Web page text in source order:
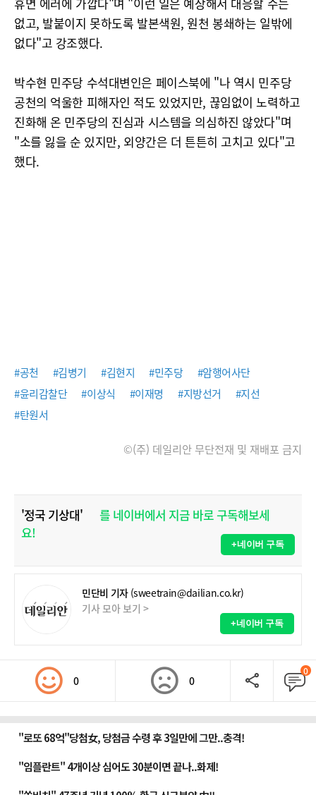
없고, 발붙이지 못하도록 발본색원, 원천 봉쇄하는 일밖에
없다"고 강조했다.
박수현 민주당 수석대변인은 페이스북에 "나 역시 민주당
공천의 억울한 피해자인 적도 있었지만, 끊임없이 노력하고
진화해 온 민주당의 진심과 시스템을 의심하진 않았다"며
"소를 잃을 순 있지만, 외양간은 더 튼튼히 고치고 있다"고
했다.
#공천 #김병기 #김현지 #민주당
#암행어사단
#윤리감찰단
#이상식 #이재명 #지방선거
#지선
#탄원서
©(주) 데일리안 무단전재 및 재배포 금지
'정국 기상대'
를 네이버에서 지금 바로 구독해보세
요!
+네이버 구독
민단비 기자 (sweetrain@dailian.co.kr)
기사 모아 보기 >
+네이버 구독
0 0
0